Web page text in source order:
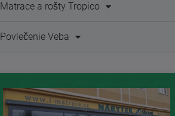
Matrace a rošty Tropico
Povlečenie Veba